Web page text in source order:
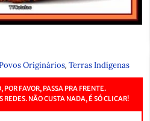
Originários, Terras Indígenas
FAVOR, PASSA PRA FRENTE.
NÃO CUSTA NADA, É SÓ CLICAR!